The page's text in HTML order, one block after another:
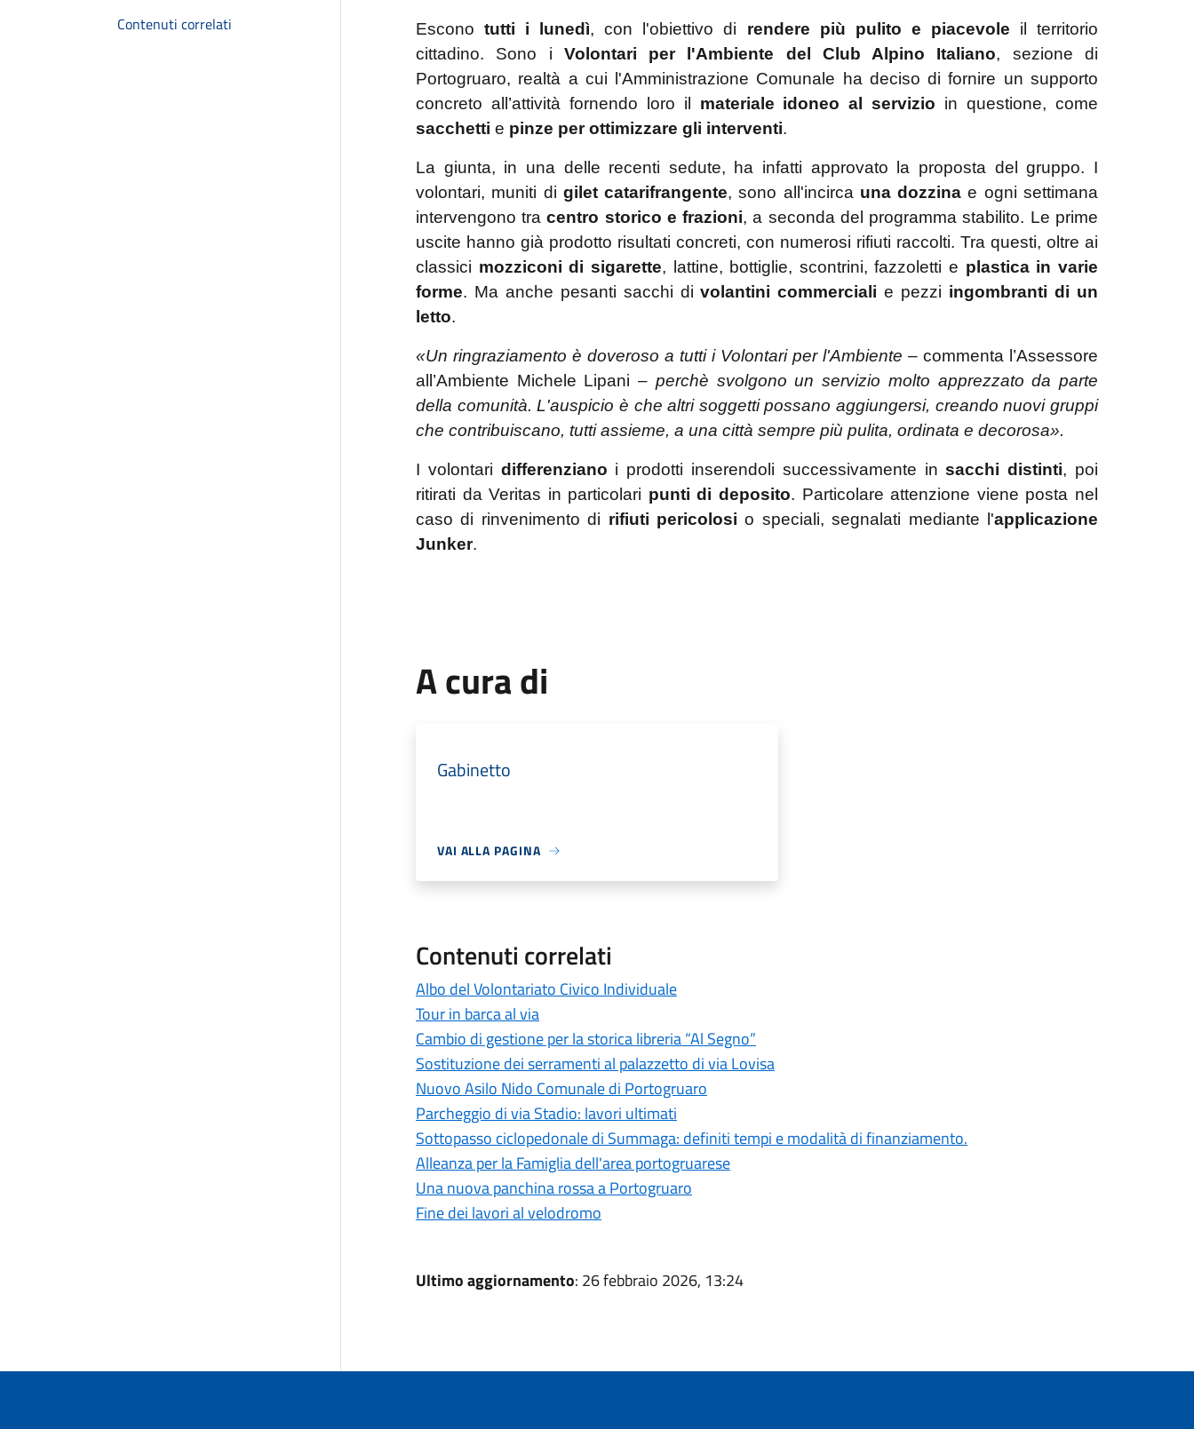
Contenuti correlati
Esconotutti i lunedì, con l'obiettivo di rendere più pulito e piacevole il territorio
cittadino. Sono i Volontari per l'Ambiente del Club Alpino Italiano, sezione di
Portogruaro, realtà a cui l'Amministrazione Comunale ha deciso di fornire un supporto
concreto all’attività fornendo loro il materiale idoneo al servizio in questione, come
sacchetti e pinze per ottimizzare gli interventi.
La giunta, in una delle recenti sedute, ha infatti approvato la proposta del gruppo. I
volontari, muniti di gilet catarifrangente, sono all'incirca una dozzina e ogni settimana
intervengono tracentro storico e frazioni, a seconda del programma stabilito. Le prime
uscite hanno già prodotto risultati concreti, con numerosi rifiuti raccolti. Tra questi, oltre ai
classici mozziconi di sigarette, lattine, bottiglie, scontrini, fazzoletti e plastica in varie
forme. Ma anche pesanti sacchi divolantini commercialie pezzi ingombranti di un
letto.
«Un ringraziamento è doveroso a tutti i Volontari per l'Ambiente – commenta l’Assessore
all’Ambiente Michele Lipani – perchè svolgono un servizio molto apprezzato da parte
della comunità. L'auspicio è che altri soggetti possano aggiungersi, creando nuovi gruppi
che contribuiscano, tutti assieme, a una città sempre più pulita, ordinata e decorosa».
I volontari differenziano i prodotti inserendoli successivamente in sacchi distinti, poi
ritirati da Veritas in particolari punti di deposito. Particolare attenzione viene posta nel
caso di rinvenimento di rifiuti pericolosi o speciali, segnalati mediante l'applicazione
Junker.
A cura di
Gabinetto
VAI ALLA PAGINA
Contenuti correlati
Albo del Volontariato Civico Individuale
Tour in barca al via
Cambio di gestione per la storica libreria “Al Segno”
Sostituzione dei serramenti al palazzetto di via Lovisa
Nuovo Asilo Nido Comunale di Portogruaro
Parcheggio di via Stadio: lavori ultimati
Sottopasso ciclopedonale di Summaga: definiti tempi e modalità di finanziamento.
Alleanza per la Famiglia dell'area portogruarese
Una nuova panchina rossa a Portogruaro
Fine dei lavori al velodromo
Ultimo aggiornamento: 26 febbraio 2026, 13:24